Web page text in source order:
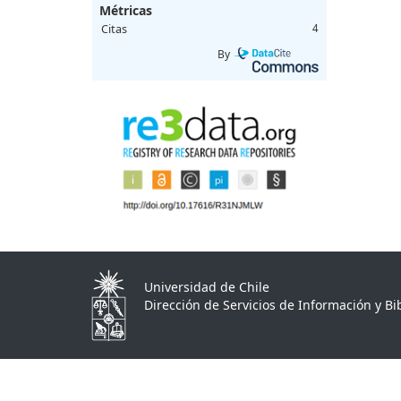
Métricas
Citas 4
By
Universidad de Chile
Dirección de Servicios de Información y